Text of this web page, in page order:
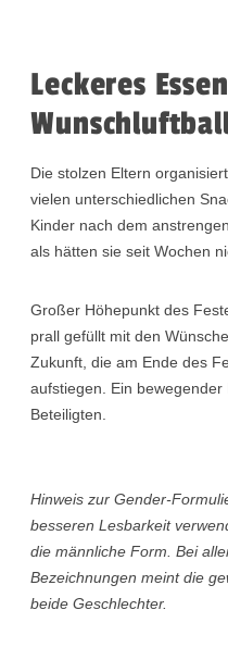
Leckeres
Die stolzen Eltern
vielen unterschiedlichen
Kinder nach dem
als hätten sie seit Wochen
Großer Höhepunkt des
prall gefüllt mit den
Zukunft, die am Ende des
aufstiegen. Ein bewegender
Beteiligten.
Hinweis zur Gender-
besseren Lesbarkeit
die männliche Form. Bei
Bezeichnungen meint die
beide Geschlechter.